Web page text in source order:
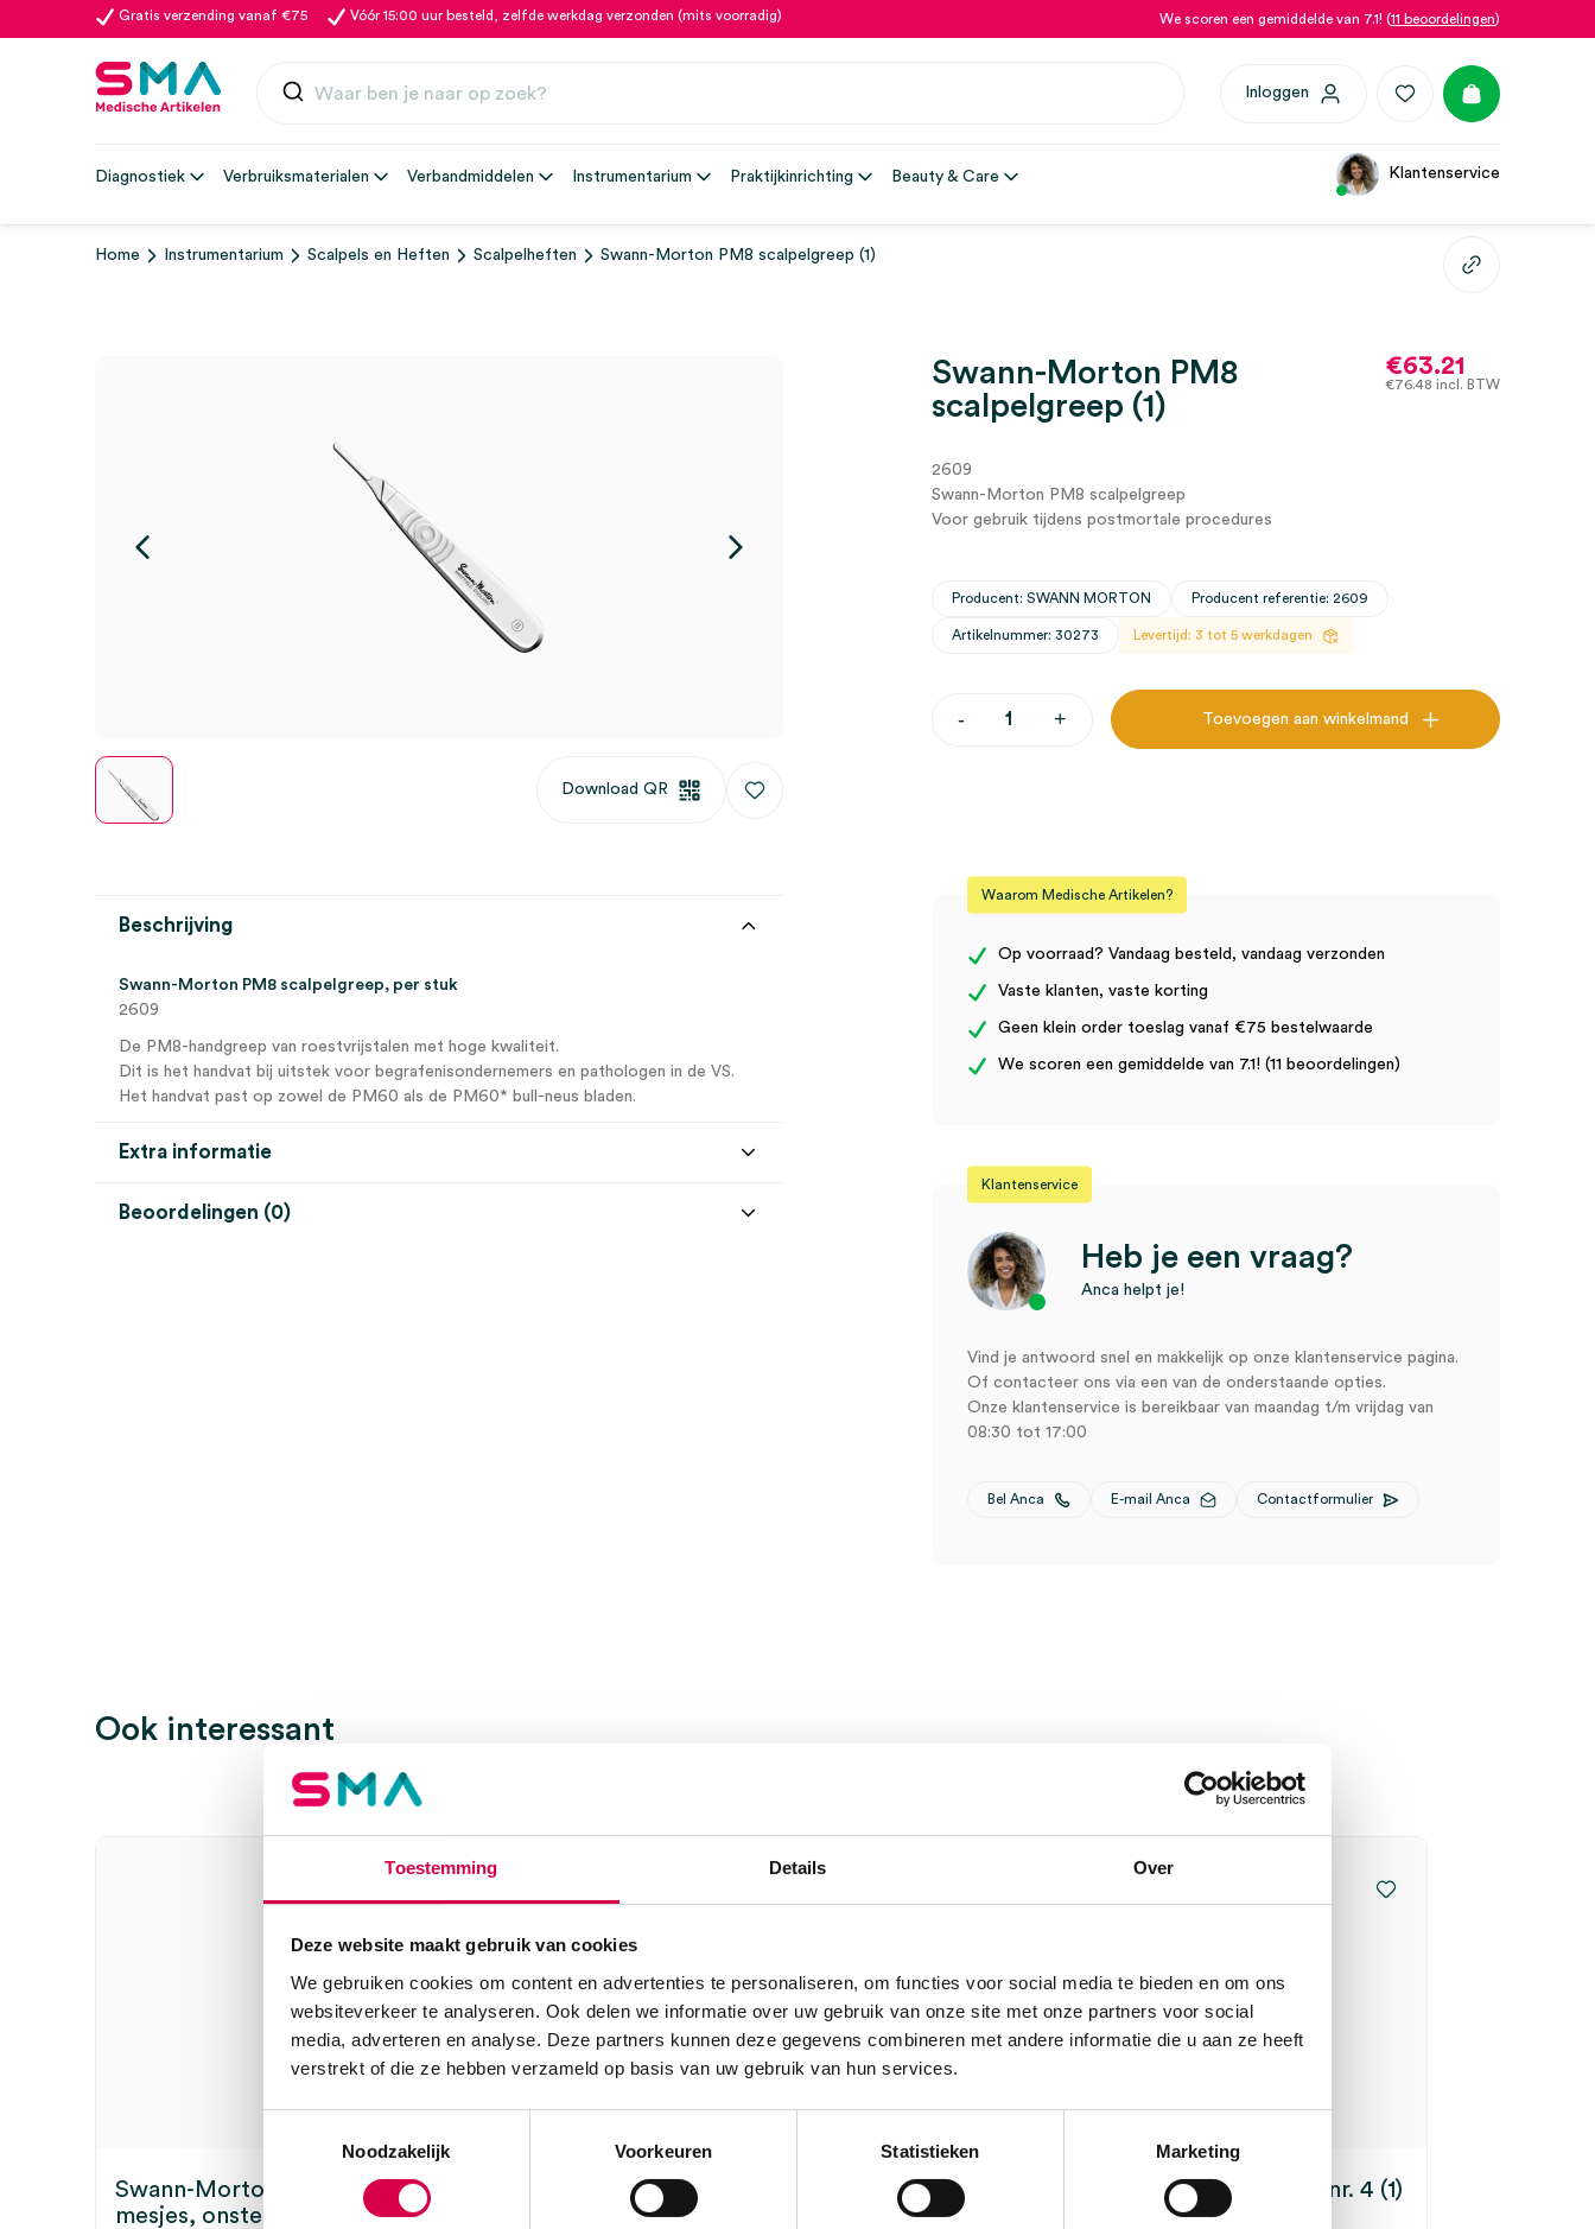
Toestemming Details Over
Deze website maakt gebruik van cookies
We gebruiken cookies om content en advertenties te personaliseren, om functies voor social media te bieden en om ons
websiteverkeer te analyseren. Ook delen we informatie over uw gebruik van onze site met onze partners voor social
media, adverteren en analyse. Deze partners kunnen deze gegevens combineren met andere informatie die u aan ze heeft
verstrekt of die ze hebben verzameld op basis van uw gebruik van hun services.
Noodzakelijk
Voorkeuren Statistieken Marketing
Gratis verzending vanaf €75 Vóór 15:00 uur besteld, zelfde werkdag verzonden (mits voorradig) We scoren een gemiddelde van 7.1! (11 beoordelingen)
Inloggen
Diagnostiek Verbruiksmaterialen Verbandmiddelen Instrumentarium Praktijkinrichting Beauty & Care Klantenservice
Home Instrumentarium Scalpels en Heften Scalpelheften Swann-Morton PM8 scalpelgreep (1)
Download QR
Swann-Morton PM8
scalpelgreep (1)
€63.21
€76.48 incl. BTW
2609
Swann-Morton PM8 scalpelgreep
Voor gebruik tijdens postmortale procedures
Producent: SWANN MORTON Producent referentie: 2609
Artikelnummer: 30273 Levertijd: 3 tot 5 werkdagen
-Swann-
+ Toevoegen aan winkelmand
Beschrijving
Swann-Morton PM8 scalpelgreep, per stuk
2609
De PM8-handgreep van roestvrijstalen met hoge kwaliteit.
Dit is het handvat bij uitstek voor begrafenisondernemers en pathologen in de VS.
Het handvat past op zowel de PM60 als de PM60* bull-neus bladen.
Extra informatie
Beoordelingen (0)
Waarom Medische Artikelen?
Op voorraad? Vandaag besteld, vandaag verzonden
Vaste klanten, vaste korting
Geen klein order toeslag vanaf €75 bestelwaarde
We scoren een gemiddelde van 7.1! (11 beoordelingen)
Klantenservice
Heb je een vraag?
Anca helpt je!
Vind je antwoord snel en makkelijk op onze klantenservice pagina.
Of contacteer ons via een van de onderstaande opties.
Onze klantenservice is bereikbaar van maandag t/m vrijdag van
08:30 tot 17:00
Bel Anca E-mail Anca Contactformulier
Ook interessant
Swann-Morton PM40 post mortem
mesjes, onsteriel (10)
Swann-Morton PM60 post mortem
mesjes, onsteriel (50)
Swann-Morton scalpelgreep, nr. 4 (1)